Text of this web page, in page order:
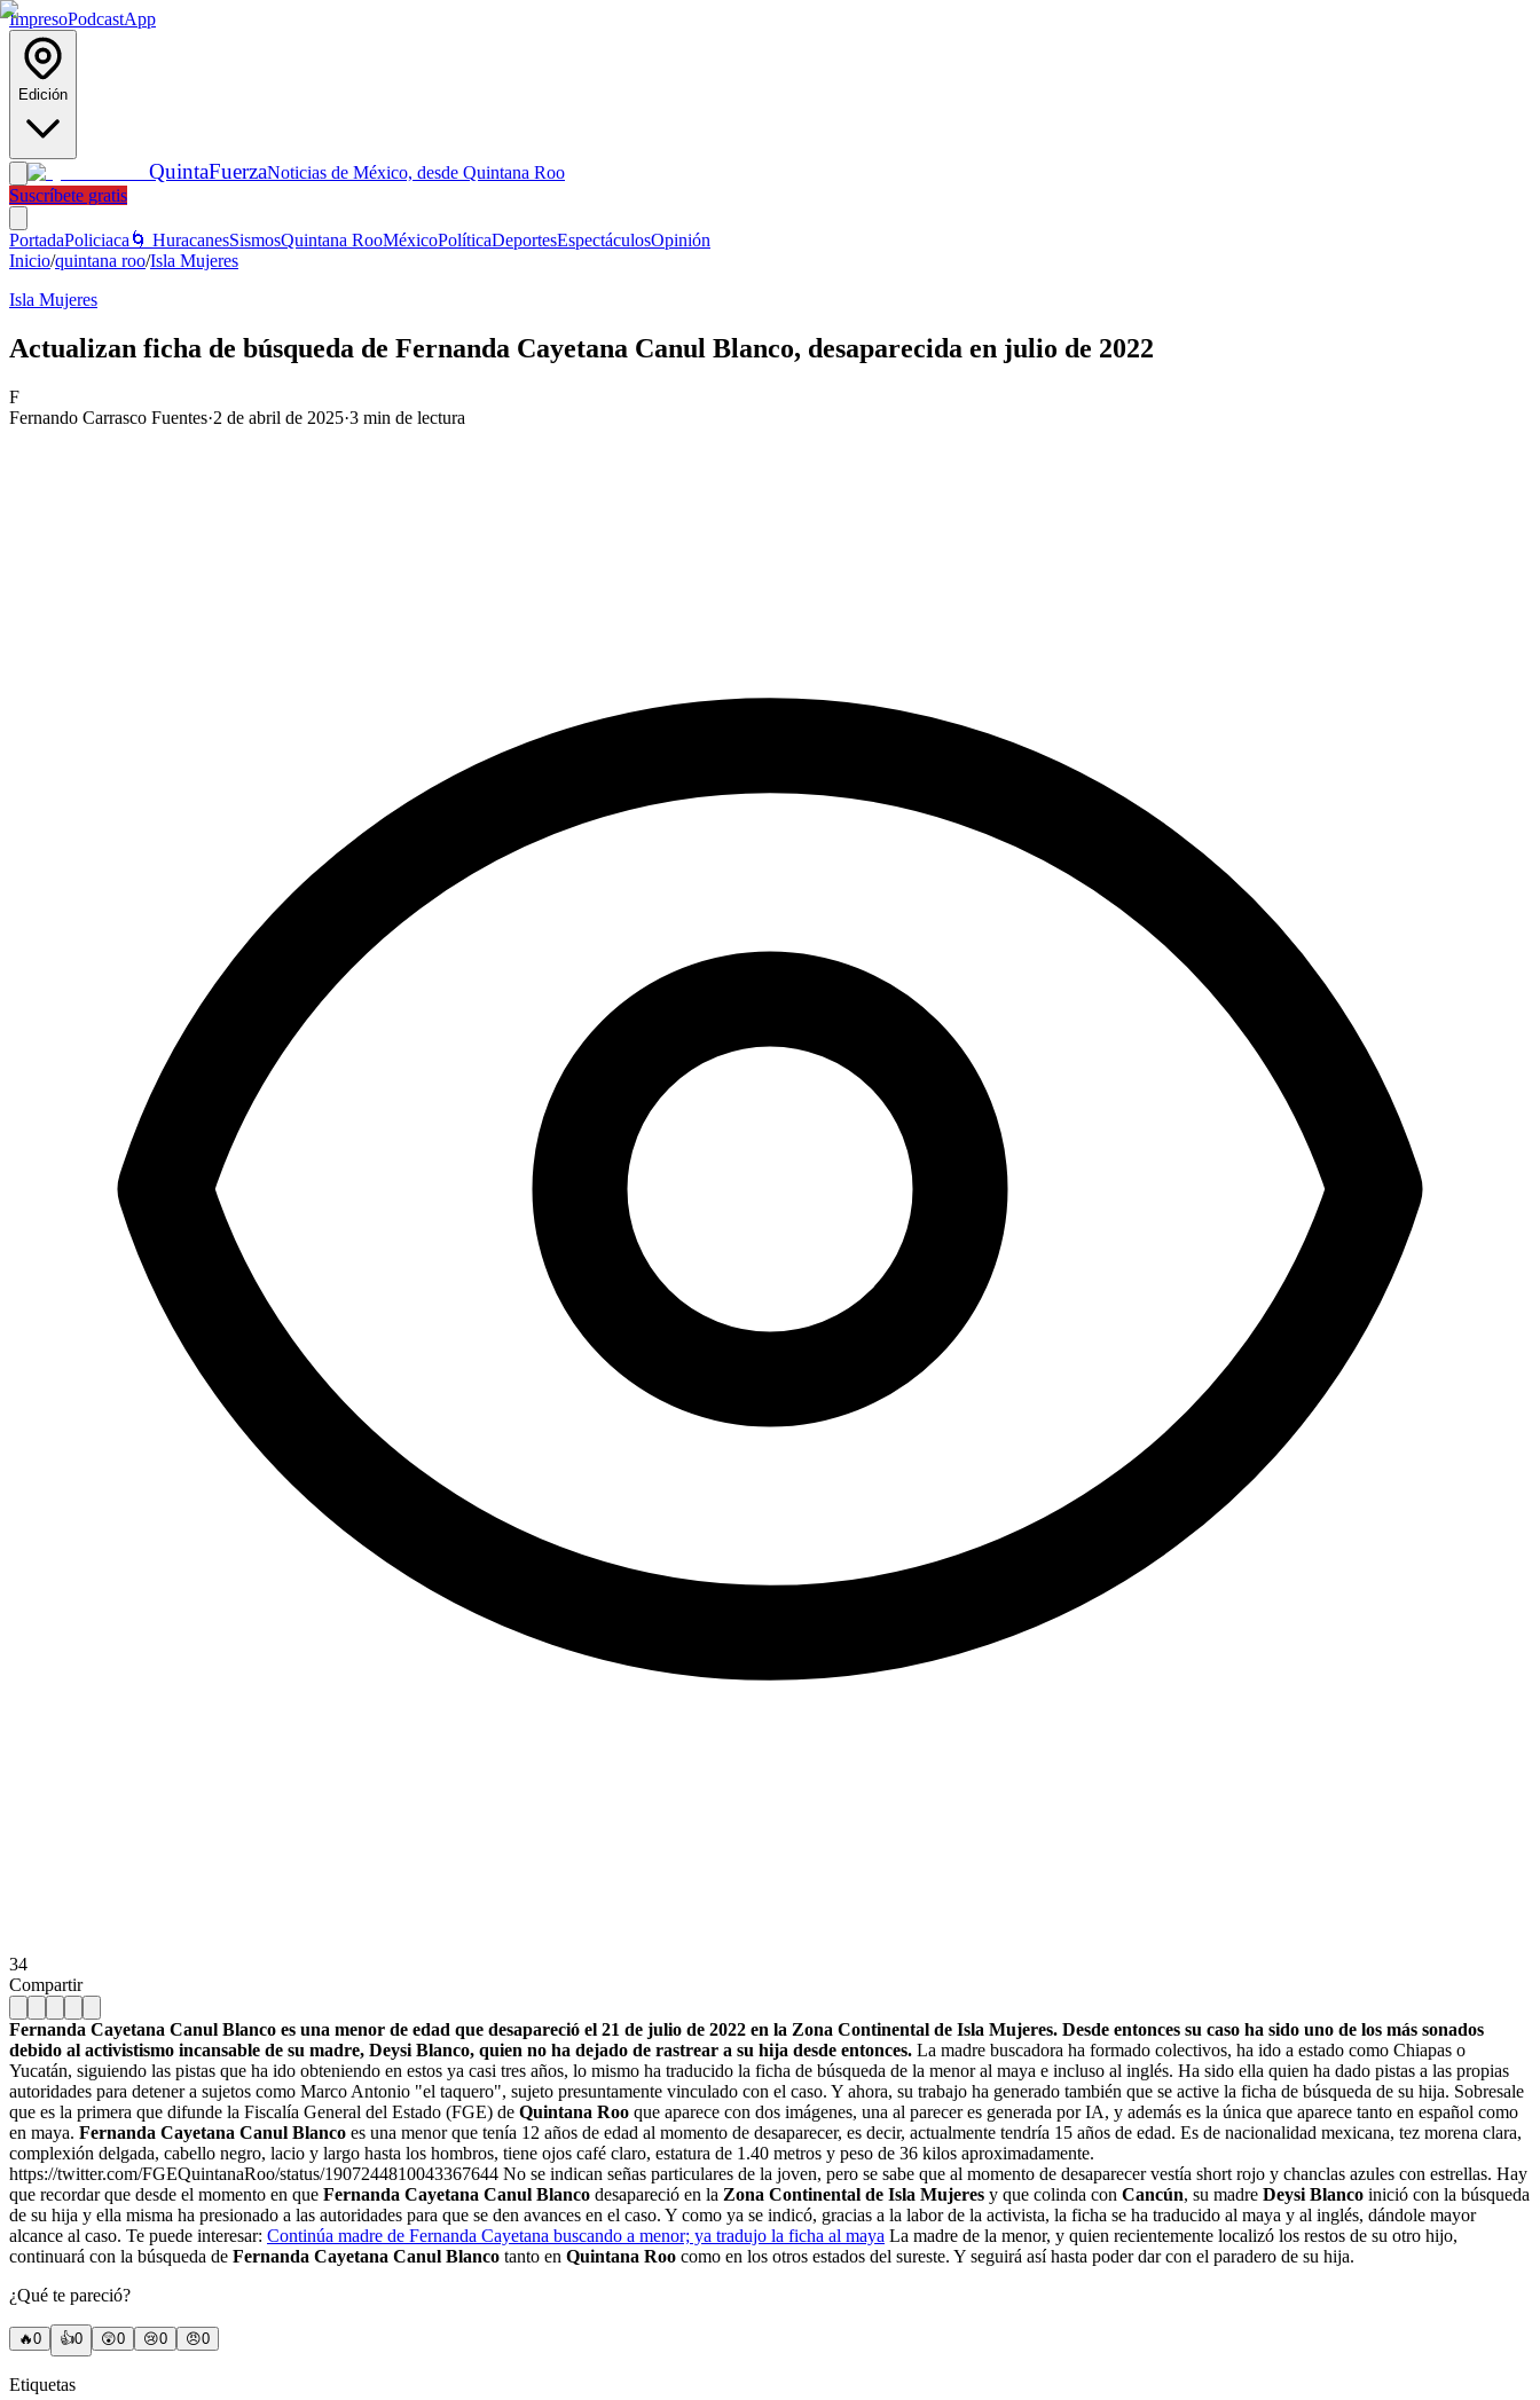
ImpresoPodcastApp
Edición
QuintaFuerzaNoticias de México, desde Quintana Roo
Suscríbete gratis
PortadaPoliciaca 🌀 HuracanesSismosQuintana RooMéxicoPolíticaDeportesEspectáculosOpinión
Inicio/quintana roo/Isla Mujeres
Isla Mujeres
Actualizan ficha de búsqueda de Fernanda Cayetana Canul Blanco, desaparecida en julio de 2022
F
Fernando Carrasco Fuentes·2 de abril de 2025·3 min de lectura
34
Compartir
Fernanda Cayetana Canul Blanco es una menor de edad que desapareció el 21 de julio de 2022 en la Zona Continental de Isla Mujeres. Desde entonces su caso ha sido uno de los más sonados
debido al activistismo incansable de su madre, Deysi Blanco, quien no ha dejado de rastrear a su hija desde entonces. La madre buscadora ha formado colectivos, ha ido a estado como Chiapas o
Yucatán, siguiendo las pistas que ha ido obteniendo en estos ya casi tres años, lo mismo ha traducido la ficha de búsqueda de la menor al maya e incluso al inglés. Ha sido ella quien ha dado pistas a las propias
autoridades para detener a sujetos como Marco Antonio "el taquero", sujeto presuntamente vinculado con el caso. Y ahora, su trabajo ha generado también que se active la ficha de búsqueda de su hija. Sobresale
que es la primera que difunde la Fiscalía General del Estado (FGE) de Quintana Roo que aparece con dos imágenes, una al parecer es generada por IA, y además es la única que aparece tanto en español como
en maya. Fernanda Cayetana Canul Blanco es una menor que tenía 12 años de edad al momento de desaparecer, es decir, actualmente tendría 15 años de edad. Es de nacionalidad mexicana, tez morena clara,
complexión delgada, cabello negro, lacio y largo hasta los hombros, tiene ojos café claro, estatura de 1.40 metros y peso de 36 kilos aproximadamente.
https://twitter.com/FGEQuintanaRoo/status/1907244810043367644 No se indican señas particulares de la joven, pero se sabe que al momento de desaparecer vestía short rojo y chanclas azules con estrellas. Hay
que recordar que desde el momento en que Fernanda Cayetana Canul Blanco desapareció en la Zona Continental de Isla Mujeres y que colinda con Cancún, su madre Deysi Blanco inició con la búsqueda
de su hija y ella misma ha presionado a las autoridades para que se den avances en el caso. Y como ya se indicó, gracias a la labor de la activista, la ficha se ha traducido al maya y al inglés, dándole mayor
alcance al caso. Te puede interesar: Continúa madre de Fernanda Cayetana buscando a menor; ya tradujo la ficha al maya La madre de la menor, y quien recientemente localizó los restos de su otro hijo,
continuará con la búsqueda de Fernanda Cayetana Canul Blanco tanto en Quintana Roo como en los otros estados del sureste. Y seguirá así hasta poder dar con el paradero de su hija.
¿Qué te pareció?
🔥0 👍0 😲0 😢0 😠0
Etiquetas